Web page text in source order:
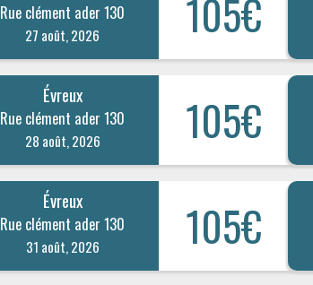
Rue clément ader 130
27 août, 2026 105€
Évreux
Rue clément ader 130
28 août, 2026 105€
Évreux
Rue clément ader 130
31 août, 2026 105€